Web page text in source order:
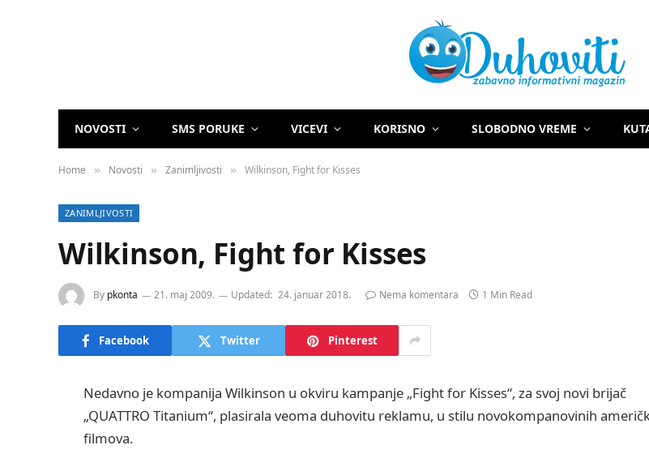
NOVOSTI SMS PORUKE VICEVI KORISNO SLOBODNO VREME
Home » Novosti » Zanimljivosti » Wilkinson, Fight for Kisses
ZANIMLJIVOSTI
Wilkinson, Fight for Kisses
By pkonta 21. maj 2009. Updated: 24. januar 2018. Nema komentara 1 Min Read
Facebook Twitter Pinterest
Nedavno je kompanija Wilkinson u okviru kampanje „Fight for Kisses“, za svoj novi brijač
„QUATTRO Titanium“, plasirala veoma duhovitu reklamu, u stilu novokompanovinih
filmova.